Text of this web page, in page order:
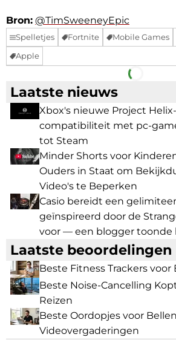
Bron: @TimSweeneyEpic
Spelletjes Fortnite Mobile Games
Apple
Facebook
Laatste nieuws
Xbox's nieuwe Project
compatibiliteit met pc-
tot Steam
Minder Shorts voor
Ouders in Staat om
Video's te Beperken
Casio bereidt een
geïnspireerd door de
voor — een blogger toonde
Laatste beoordelingen
Beste Fitness Trackers voor
Beste Noise-Cancelling
Reizen
Beste Oordopjes voor
Videovergaderingen